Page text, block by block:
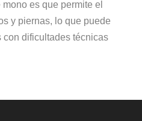
es que permite el
y piernas, lo que puede
con dificultades técnicas